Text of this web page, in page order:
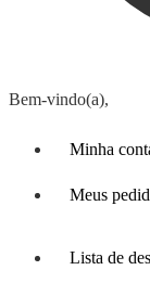
Bem-vindo(a),
Minha
Meus
Lista de